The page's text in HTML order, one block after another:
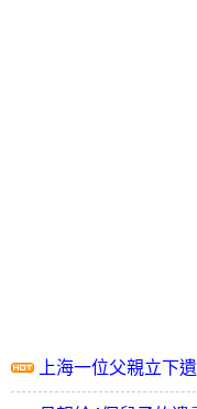
上海一位父親立下